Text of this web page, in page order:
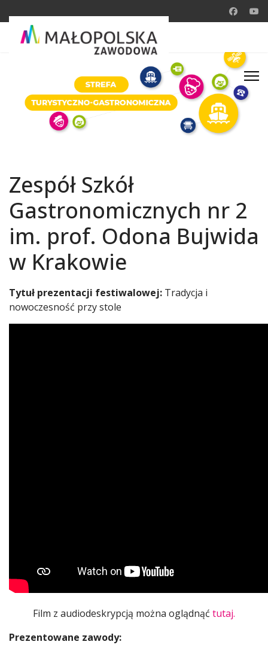
Zespół Szkół
Gastronomicznych nr 2
im. prof. Odona Bujwida
w Krakowie
Tytuł prezentacji festiwalowej: Tradycja i
nowoczesność przy stole
Film z audiodeskrypcją można oglądnąć tutaj.
Prezentowane zawody: